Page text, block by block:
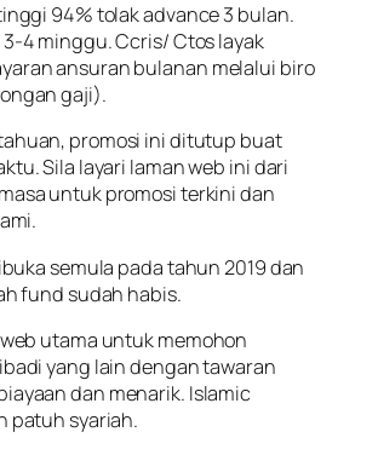
94% tolak advance 3 bulan.
3-4 minggu. Ccris/ Ctos layak
ansuran bulanan melalui biro
gaji).
promosi ini ditutup buat
Sila layari laman web ini dari
untuk promosi terkini dan
semula pada tahun 2019 dan
fund sudah habis.
utama untuk memohon
yang lain dengan tawaran
dan menarik. Islamic
patuh syariah.